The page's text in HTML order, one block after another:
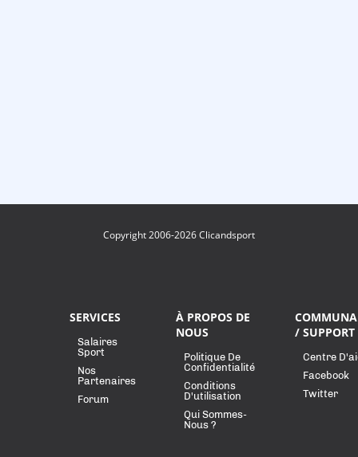
Copyright 2006-2026 Clicandsport
SERVICES
Salaires
Sport
Nos
Partenaires
Forum
À PROPOS DE
NOUS
Politique De
Confidentialité
Conditions
D'utilisation
Qui Sommes-
Nous ?
/ SUPPORT
Centre
Facebook
Twitter